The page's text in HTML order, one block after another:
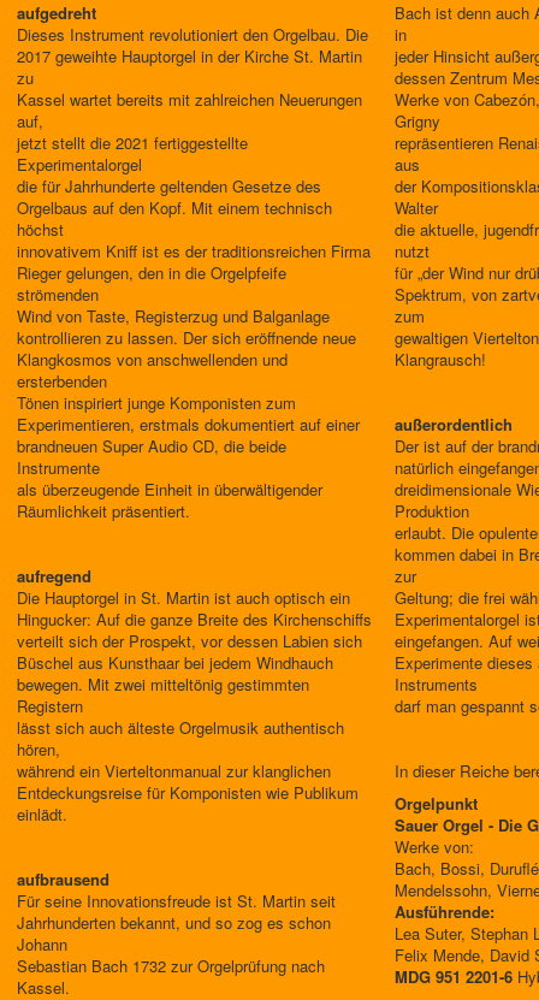
aufgedreht
Dieses Instrument revolutioniert den Orgelbau. Die
2017 geweihte Hauptorgel in der Kirche St. Martin
zu
Kassel wartet bereits mit zahlreichen Neuerungen
auf,
jetzt stellt die 2021 fertiggestellte
Experimentalorgel
die für Jahrhunderte geltenden Gesetze des
Orgelbaus auf den Kopf. Mit einem technisch
höchst
innovativem Kniff ist es der traditionsreichen Firma
Rieger gelungen, den in die Orgelpfeife
strömenden
Wind von Taste, Registerzug und Balganlage
kontrollieren zu lassen. Der sich eröffnende neue
Klangkosmos von anschwellenden und
ersterbenden
Tönen inspiriert junge Komponisten zum
Experimentieren, erstmals dokumentiert auf einer
brandneuen Super Audio CD, die beide
Instrumente
als überzeugende Einheit in überwältigender
Räumlichkeit präsentiert.
aufregend
Die Hauptorgel in St. Martin ist auch optisch ein
Hingucker: Auf die ganze Breite des Kirchenschiffs
verteilt sich der Prospekt, vor dessen Labien sich
Büschel aus Kunsthaar bei jedem Windhauch
bewegen. Mit zwei mitteltönig gestimmten
Registern
lässt sich auch älteste Orgelmusik authentisch
hören,
während ein Vierteltonmanual zur klanglichen
Entdeckungsreise für Komponisten wie Publikum
einlädt.
aufbrausend
Für seine Innovationsfreude ist St. Martin seit
Jahrhunderten bekannt, und so zog es schon
Johann
Sebastian Bach 1732 zur Orgelprüfung nach
Kassel.
Bach ist denn auch
in
jeder Hinsicht
dessen Zentrum
Werke von
Grigny
repräsentieren
aus
der
Walter
die aktuelle,
nutzt
für „der Wind nur
Spektrum, von
zum
gewaltigen
Klangrausch!
außerordentlich
Der ist auf der
natürlich
dreidimensionale
Produktion
erlaubt. Die
kommen dabei in
zur
Geltung; die frei
Experimentalorgel
eingefangen. Auf
Experimente dieses
Instruments
darf man gespannt
In dieser Reiche
Orgelpunkt
Sauer Orgel - Die
Werke von:
Bach, Bossi,
Mendelssohn,
Ausführende:
Lea Suter, Stephan
Felix Mende, David
MDG 951 2201-6